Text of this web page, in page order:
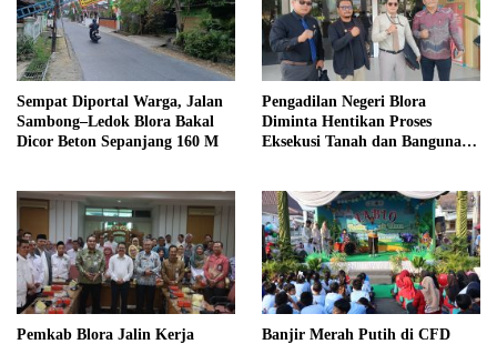
Sempat Diportal Warga, Jalan
Sambong–Ledok Blora Bakal
Dicor Beton Sepanjang 160 M
Pengadilan Negeri Blora
Diminta Hentikan Proses
Eksekusi Tanah dan Bangunan
‎Pemkab Blora Jalin Kerja
Banjir Merah Putih di CFD